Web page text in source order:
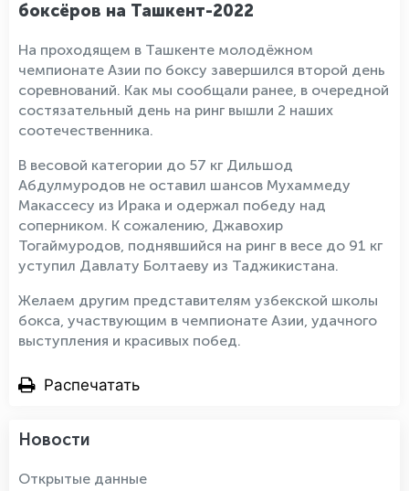
боксёров на Ташкент-2022
На проходящем в Ташкенте молодёжном
чемпионате Азии по боксу завершился второй день
соревнований. Как мы сообщали ранее, в очередной
состязательный день на ринг вышли 2 наших
соотечественника.
В весовой категории до 57 кг Дильшод
Абдулмуродов не оставил шансов Мухаммеду
Макассесу из Ирака и одержал победу над
соперником. К сожалению, Джавохир
Тогаймуродов, поднявшийся на ринг в весе до 91 кг
уступил Давлату Болтаеву из Таджикистана.
Желаем другим представителям узбекской школы
бокса, участвующим в чемпионате Азии, удачного
выступления и красивых побед.
Распечатать
Новости
Открытые данные